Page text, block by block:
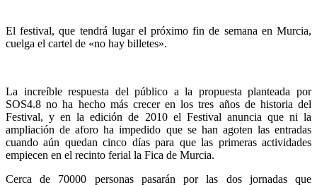
El festival, que tendrá lugar el próximo fin de semana en Murcia,
cuelga el cartel de «no hay billetes».
La increíble respuesta del público a la propuesta planteada por
SOS4.8 no ha hecho más crecer en los tres años de historia del
Festival, y en la edición de 2010 el Festival anuncia que ni la
ampliación de aforo ha impedido que se han agoten las entradas
cuando aún quedan cinco días para que las primeras actividades
empiecen en el recinto ferial la Fica de Murcia.
Cerca de 70000 personas pasarán por las dos jornadas que